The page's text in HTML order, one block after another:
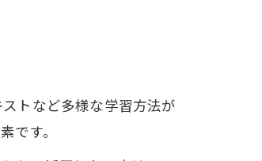
トなど多様な学習方法が
です。